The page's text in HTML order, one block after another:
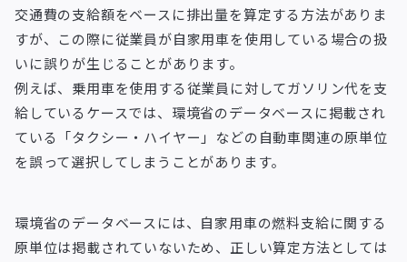
交通費の支給額をベースに排出量を算定する方法がありま
すが、この際に従業員が自家用車を使用している場合の扱
いに誤りが生じることがあります。
例えば、乗用車を使用する従業員に対してガソリン代を支
給しているケースでは、環境省のデータベースに掲載され
ている「タクシー・ハイヤー」などの自動車関連の原単位
を誤って選択してしまうことがあります。
環境省のデータベースには、自家用車の燃料支給に関する
原単位は掲載されていないため、正しい算定方法としては